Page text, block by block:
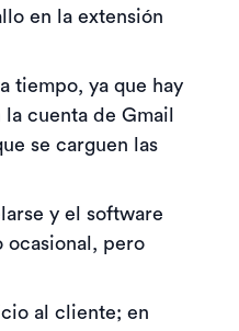
en la extensión
tiempo, ya que hay
cuenta de Gmail
se carguen las
y el software
ocasional, pero
al cliente; en